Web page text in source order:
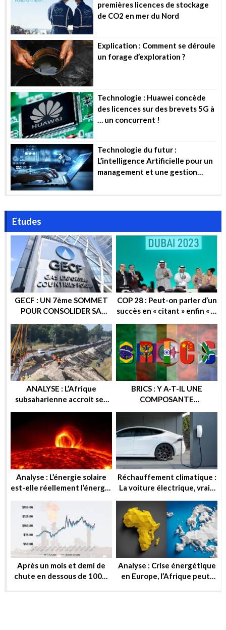
premières licences de stockage
de CO2 en mer du Nord
Explication : Comment se déroule
un forage d’exploration ?
Technologie : Huawei concède
des licences sur des brevets 5G à
… un concurrent !
Technologie du futur :
L’intelligence Artificielle pour un
management et une gestion
Etudes
GECF : UN 7ème SOMMET
POUR CONSOLIDER SA
ENERGETIQUE
COP 28 : Peut-on parler d’un
succès en « citant » enfin « la
énergies fossiles » ?
ANALYSE : L’Afrique
subsaharienne accroit ses
européennes contre la
Russie
BRICS : Y A-T-IL UNE
COMPOSANTE
CETTE ALTERNATIVE
ECONOMIQUE ? OU
GEOPOLITIQUE ?
Analyse : L’énergie solaire
est-elle réellement l’énergie
Réchauffement climatique :
La voiture électrique, vraie
Après un mois et demi de
chute en dessous de 100$,
Analyse : Crise énergétique
en Europe, l’Afrique peut-